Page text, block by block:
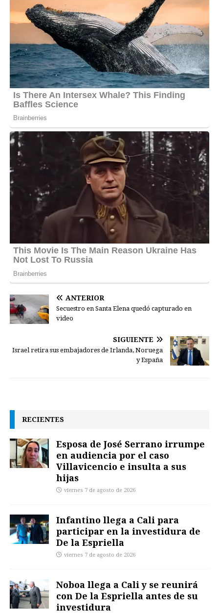
ANTERIOR
Secuestro en Santa Elena quedó capturado en
video
SIGUIENTE
Israel retira sus embajadores de Irlanda, Noruega
y España
RECIENTES
Esposa de José Serrano irrumpe
en audiencia por el caso
Villavicencio e insulta a sus
hijas
viernes 7 de agosto de 2026
Infantino llega a Cali para
participar en la investidura de
De la Espriella
viernes 7 de agosto de 2026
Noboa llega a Cali y se reunirá
con De la Espriella antes de su
investidura